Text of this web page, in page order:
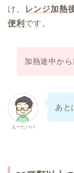
け。
レンジ加熱
便利 です。
加熱途中か
えーたパパ
あと